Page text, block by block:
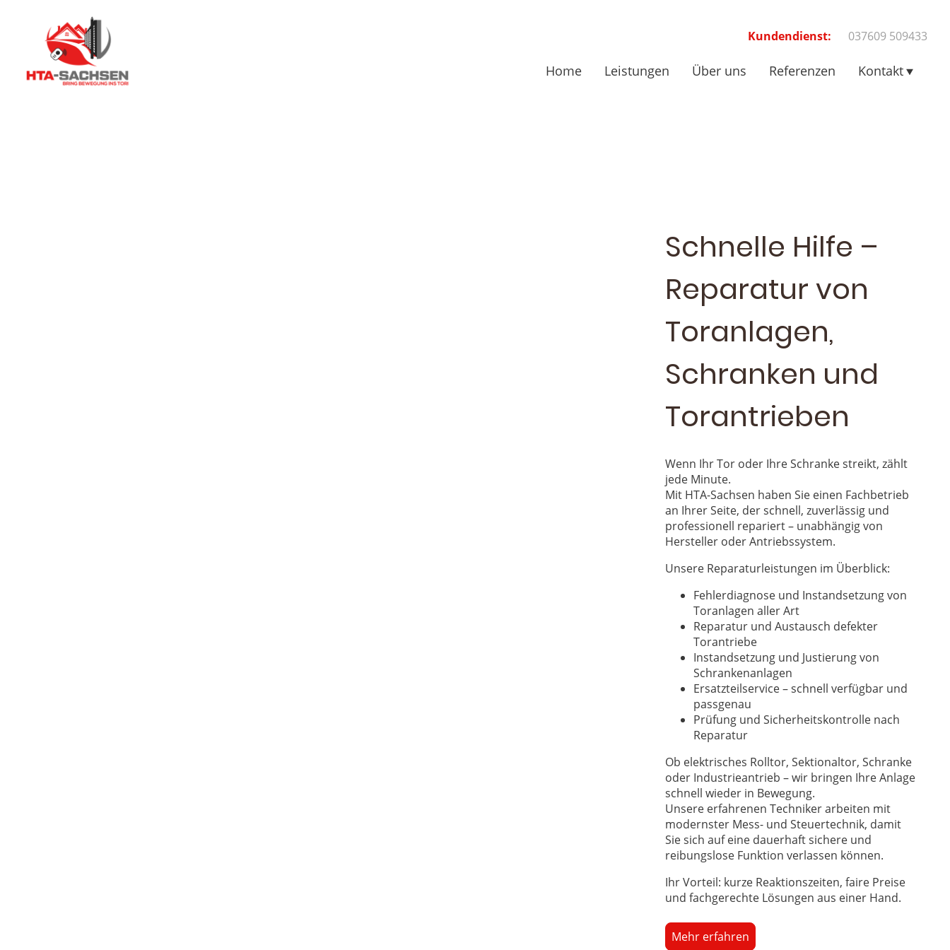
Kundendienst: 037609 509433
Home Leistungen Über uns Referenzen Kontakt
Schnelle Hilfe –
Reparatur von
Toranlagen,
Schranken und
Torantrieben
Wenn Ihr Tor oder Ihre Schranke streikt, zählt
jede Minute.
Mit HTA-Sachsen haben Sie einen Fachbetrieb
an Ihrer Seite, der schnell, zuverlässig und
professionell repariert – unabhängig von
Hersteller oder Antriebssystem.
Unsere Reparaturleistungen im Überblick:
Fehlerdiagnose und Instandsetzung von
Toranlagen aller Art
Reparatur und Austausch defekter
Torantriebe
Instandsetzung und Justierung von
Schrankenanlagen
Ersatzteilservice – schnell verfügbar und
passgenau
Prüfung und Sicherheitskontrolle nach
Reparatur
Ob elektrisches Rolltor, Sektionaltor, Schranke
oder Industrieantrieb – wir bringen Ihre Anlage
schnell wieder in Bewegung.
Unsere erfahrenen Techniker arbeiten mit
modernster Mess- und Steuertechnik, damit
Sie sich auf eine dauerhaft sichere und
reibungslose Funktion verlassen können.
Ihr Vorteil: kurze Reaktionszeiten, faire Preise
und fachgerechte Lösungen aus einer Hand.
Mehr erfahren